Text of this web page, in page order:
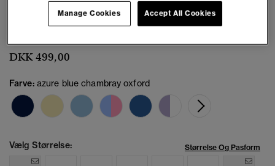
Oxford Langærmet Skjorte Slim Pasform
DKK 499,00
Farve: azure blue chambray oxford
Vælg Størrelse: Størrelse Og Pasform
Accept All Cookies
Manage Cookies